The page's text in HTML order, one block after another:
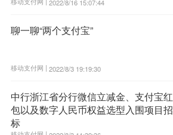
2022/8/16 15:07:44
聊一聊“两个支付宝”
移动支付网 | 2022/8/3 19:19:30
中行浙江省分行微信立减金、支付宝红
包以及数字人民币权益选型入围项目招
标